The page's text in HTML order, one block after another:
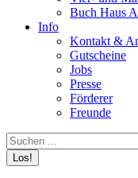
Buch Haus
Info
Kontakt &
Gutscheine
Jobs
Presse
Förderer
Freunde
Search: